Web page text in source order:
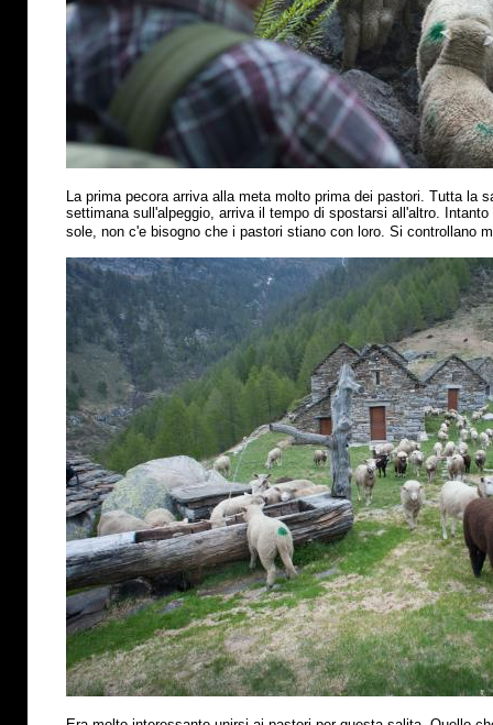
La prima pecora arriva alla meta molto prima dei pastori. Tutta la
settimana sull'alpeggio, arriva il tempo di spostarsi all'altro.
sole, non c'e bisogno che i pastori stiano con loro. Si controllano